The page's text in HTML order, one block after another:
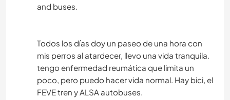
and buses.
Todos los días doy un paseo de una hora con
mis perros al atardecer, llevo una vida tranquila.
tengo enfermedad reumática que limita un
poco, pero puedo hacer vida normal. Hay bici, el
FEVE tren y ALSA autobuses.